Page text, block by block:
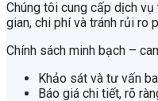
Chúng tôi cung cấp dịch
gian, chi phí và tránh rủi ro
Chính sách minh bạch –
Khảo sát và tư vấn
Báo giá chi tiết, rõ